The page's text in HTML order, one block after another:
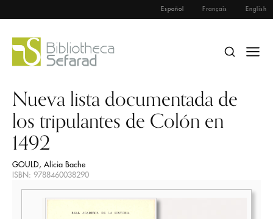
Español Français English
Nueva lista documentada de
los tripulantes de Colón en
1492
GOULD, Alicia Bache
ISBN: 9788460038290